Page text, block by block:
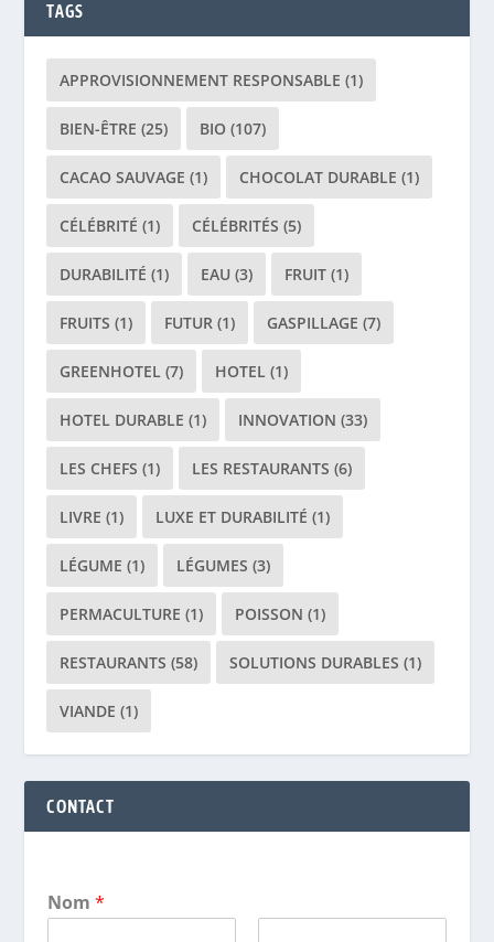
TAGS
APPROVISIONNEMENT RESPONSABLE (1)
BIEN-ÊTRE (25) BIO (107)
CACAO SAUVAGE (1) CHOCOLAT DURABLE (1)
CÉLÉBRITÉ (1) CÉLÉBRITÉS (5)
DURABILITÉ (1) EAU (3) FRUIT (1)
FRUITS (1) FUTUR (1) GASPILLAGE (7)
GREENHOTEL (7) HOTEL (1)
HOTEL DURABLE (1) INNOVATION (33)
LES CHEFS (1) LES RESTAURANTS (6)
LIVRE (1) LUXE ET DURABILITÉ (1)
LÉGUME (1) LÉGUMES (3)
PERMACULTURE (1) POISSON (1)
RESTAURANTS (58) SOLUTIONS DURABLES (1)
VIANDE (1)
CONTACT
Nom*